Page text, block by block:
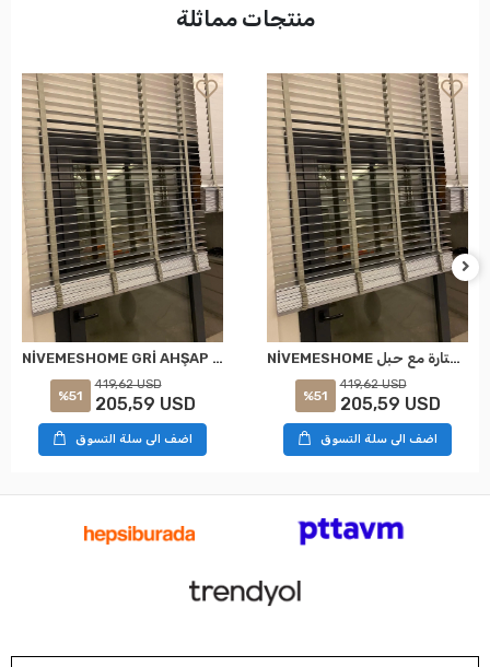
منتجات مماثلة
NİVEMESHOME GRİ AHŞAP JALUZİ 50 MM REDÜKTÖRLÜ+KURDELALI PERDE
%51
419,62 USD
205,59 USD
اضف الى سلة التسوق
NİVEMESHOME الستائر الخشبية السوداء بلون أحادي 50 ملم بوابة + ستارة مع حبل
%51
419,62 USD
205,59 USD
اضف الى سلة التسوق